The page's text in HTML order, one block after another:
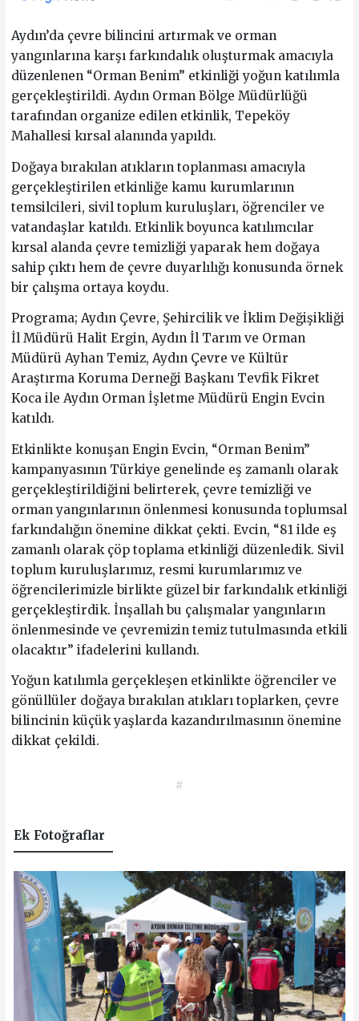
Aydın’da çevre bilincini artırmak ve orman
yangınlarına karşı farkındalık oluşturmak amacıyla
düzenlenen “Orman Benim” etkinliği yoğun katılımla
gerçekleştirildi. Aydın Orman Bölge Müdürlüğü
tarafından organize edilen etkinlik, Tepeköy
Mahallesi kırsal alanında yapıldı.
Doğaya bırakılan atıkların toplanması amacıyla
gerçekleştirilen etkinliğe kamu kurumlarının
temsilcileri, sivil toplum kuruluşları, öğrenciler ve
vatandaşlar katıldı. Etkinlik boyunca katılımcılar
kırsal alanda çevre temizliği yaparak hem doğaya
sahip çıktı hem de çevre duyarlılığı konusunda örnek
bir çalışma ortaya koydu.
Programa; Aydın Çevre, Şehircilik ve İklim Değişikliği
İl Müdürü Halit Ergin, Aydın İl Tarım ve Orman
Müdürü Ayhan Temiz, Aydın Çevre ve Kültür
Araştırma Koruma Derneği Başkanı Tevfik Fikret
Koca ile Aydın Orman İşletme Müdürü Engin Evcin
katıldı.
Etkinlikte konuşan Engin Evcin, “Orman Benim”
kampanyasının Türkiye genelinde eş zamanlı olarak
gerçekleştirildiğini belirterek, çevre temizliği ve
orman yangınlarının önlenmesi konusunda toplumsal
farkındalığın önemine dikkat çekti. Evcin, “81 ilde eş
zamanlı olarak çöp toplama etkinliği düzenledik. Sivil
toplum kuruluşlarımız, resmi kurumlarımız ve
öğrencilerimizle birlikte güzel bir farkındalık etkinliği
gerçekleştirdik. İnşallah bu çalışmalar yangınların
önlenmesinde ve çevremizin temiz tutulmasında etkili
olacaktır” ifadelerini kullandı.
Yoğun katılımla gerçekleşen etkinlikte öğrenciler ve
gönüllüler doğaya bırakılan atıkları toplarken, çevre
bilincinin küçük yaşlarda kazandırılmasının önemine
dikkat çekildi.
#
Ek Fotoğraflar